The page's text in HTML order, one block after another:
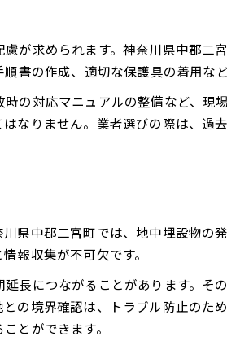
に含まれる主な項目を解説
ブルを避ける解体業者選択術
が求められます。神奈川県中郡二
書の作成、適切な保護具の着用な
の対応マニュアルの整備など、現
なりません。業者選びの際は、
県中郡二宮町では、地中埋設物の
報収集が不可欠です。
長につながることがあります。そ
の境界確認は、トラブル防止のた
とができます。
お問い合わせはこちら
お問い合わせはこちら